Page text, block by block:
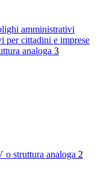
amministrativi
per cittadini e imprese
analoga 3
o struttura analoga 2